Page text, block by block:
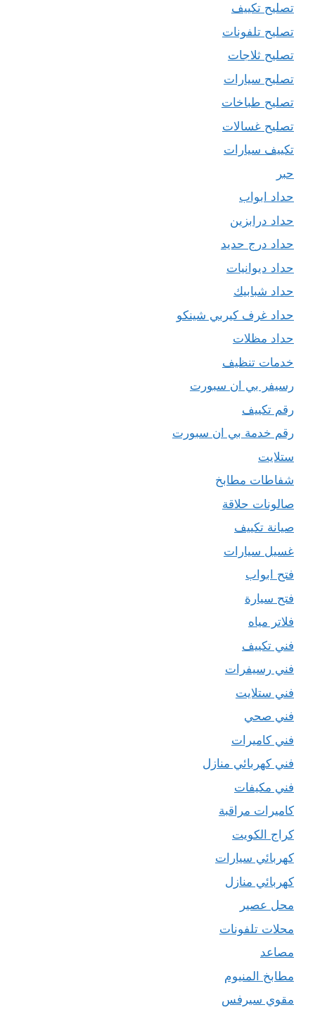
تصليح تكييف
تصليح تلفونات
تصليح ثلاجات
تصليح سيارات
تصليح طباخات
تصليح غسالات
تكييف سيارات
حبر
حداد ابواب
حداد درابزين
حداد درج حديد
حداد ديوانيات
حداد شبابيك
حداد غرف كيربي شينكو
حداد مظلات
خدمات تنظيف
رسيفر بي ان سبورت
رقم تكييف
رقم خدمة بي ان سبورت
ستلايت
شفاطات مطابخ
صالونات حلاقة
صيانة تكييف
غسيل سيارات
فتح ابواب
فتح سيارة
فلاتر مياه
فني تكييف
فني رسيفرات
فني ستلايت
فني صحي
فني كاميرات
فني كهربائي منازل
فني مكيفات
كاميرات مراقبة
كراج الكويت
كهربائي سيارات
كهربائي منازل
محل عصير
محلات تلفونات
مصاعد
مطابخ المنيوم
مقوي سيرفس